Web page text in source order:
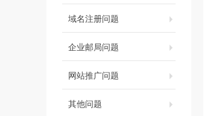
域名注册问题
企业邮局问题
网站推广问题
其他问题